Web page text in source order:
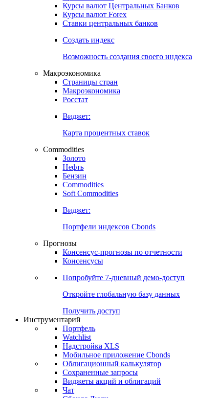
Индикаторы рынка
Поиск индексов
Курсы валют Центральных Банков
Ставки центральных банков
Создать индекс
Возможность создания своего индекса
Страницы стран
Росстат
Виджет:
Карта процентных ставок
Commodities
Золото
Бензин
Soft Commodities
Виджет:
Портфели индексов Cbonds
Прогнозы
Консенсусы
Попробуйте7-дневный
Откройте глобальную базу данных
Получить доступ
Инструментарий
Портфель
Watchlist
Надстройка XLS
Мобильное приложение Cbonds